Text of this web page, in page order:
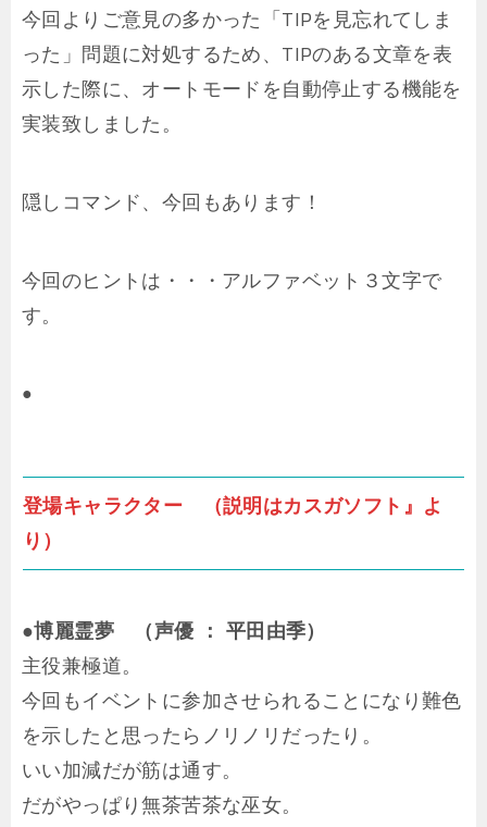
今回よりご意見の多かった「TIPを見忘れてしま
った」問題に対処するため、TIPのある文章を表
示した際に、オートモードを自動停止する機能を
実装致しました。
隠しコマンド、今回もあります！
今回のヒントは・・・アルファベット３文字で
す。
●
登場キャラクター （説明はカスガソフト』よ
り）
●博麗霊夢 （声優 ： 平田由季）
主役兼極道。
今回もイベントに参加させられることになり難色
を示したと思ったらノリノリだったり。
いい加減だが筋は通す。
だがやっぱり無茶苦茶な巫女。